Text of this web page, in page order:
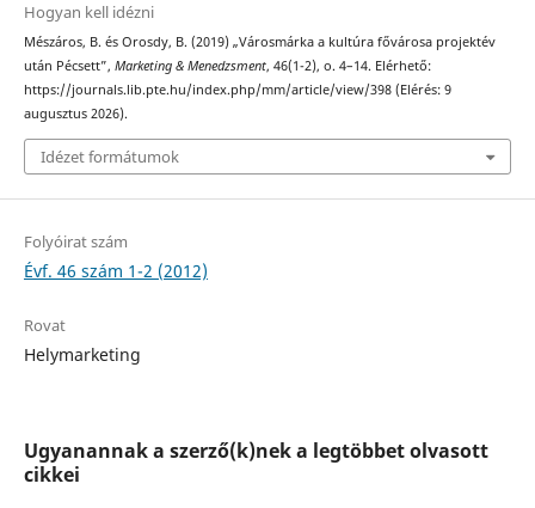
Hogyan kell idézni
Mészáros, B. és Orosdy, B. (2019) „Városmárka a kultúra fővárosa projektév
után Pécsett”, Marketing & Menedzsment, 46(1-2), o. 4–14. Elérhető:
https://journals.lib.pte.hu/index.php/mm/article/view/398 (Elérés: 9
augusztus 2026).
Idézet formátumok
Folyóirat szám
Évf. 46 szám 1-2 (2012)
Rovat
Helymarketing
Ugyanannak a szerző(k)nek a legtöbbet olvasott
cikkei